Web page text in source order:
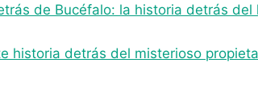
de Bucéfalo: la historia detrás
historia detrás del misterioso